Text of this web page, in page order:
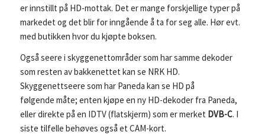
er innstillt på HD-mottak. Det er mange forskjellige typer på
markedet og det blir for inngående å ta for seg alle. Hør evt.
med butikken hvor du kjøpte boksen.
Også seere i skyggenettområder som har samme dekoder
som resten av bakkenettet kan se NRK HD.
Skyggenettseere som har Paneda kan se HD på
følgende måte; enten kjøpe en ny HD-dekoder fra Paneda,
eller direkte på en IDTV (flatskjerm) som er merket DVB-C. I
siste tilfelle behøves også et CAM-kort.